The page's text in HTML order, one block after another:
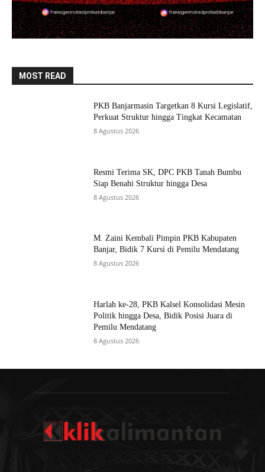
MOST READ
PKB Banjarmasin Targetkan 8 Kursi Legislatif,
Perkuat Struktur hingga Tingkat Kecamatan
8 Agustus 2026
Resmi Terima SK, DPC PKB Tanah Bumbu
Siap Benahi Struktur hingga Desa
8 Agustus 2026
M. Zaini Kembali Pimpin PKB Kabupaten
Banjar, Bidik 7 Kursi di Pemilu Mendatang
8 Agustus 2026
Harlah ke-28, PKB Kalsel Konsolidasi Mesin
Politik hingga Desa, Bidik Posisi Juara di
Pemilu Mendatang
8 Agustus 2026